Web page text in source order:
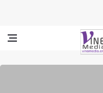
Vine Media
葡萄樹傳媒